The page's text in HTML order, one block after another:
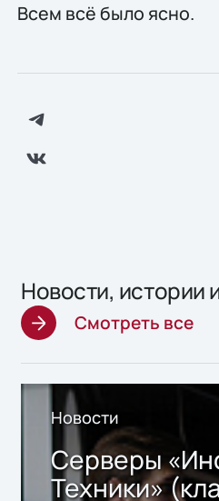
Всем всё было ясно.
Новости, истории
Смотреть все
Новости
Серверы
Техники»